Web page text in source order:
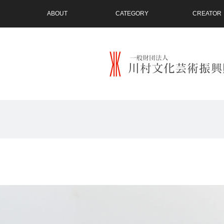
ABOUT CATEGORY CREATOR